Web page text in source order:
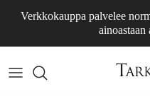
Verkkokauppa palvelee
ainoastaan